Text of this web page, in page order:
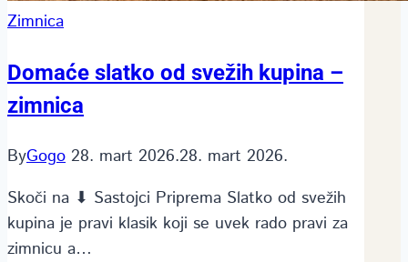
Zimnica
Domaće slatko od svežih kupina –
zimnica
ByGogo 28. mart 2026.28. mart 2026.
Skoči na ⬇ Sastojci Priprema Slatko od svežih
kupina je pravi klasik koji se uvek rado pravi za
zimnicu a…